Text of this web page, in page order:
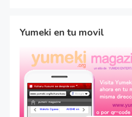
Yumeki en tu movil